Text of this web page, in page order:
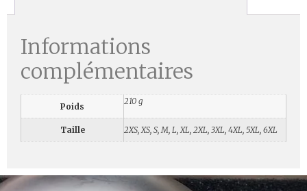
Informations
complémentaires
Poids
210 g
Taille 2XS, XS, S, M, L, XL, 2XL, 3XL, 4XL, 5XL, 6XL